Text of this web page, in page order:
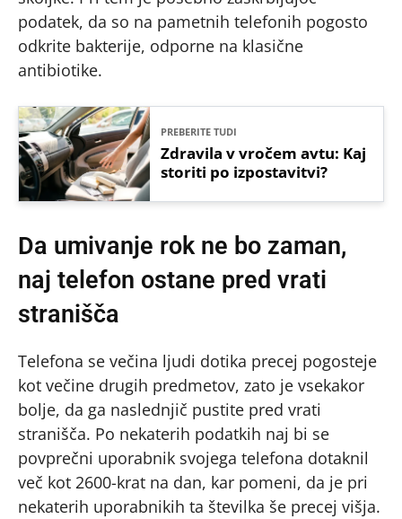
podatek, da so na pametnih telefonih pogosto
odkrite bakterije, odporne na klasične
antibiotike.
PREBERITE TUDI
Zdravila v vročem avtu: Kaj
storiti po izpostavitvi?
Da umivanje rok ne bo zaman,
naj telefon ostane pred vrati
stranišča
Telefona se večina ljudi dotika precej pogosteje
kot večine drugih predmetov, zato je vsekakor
bolje, da ga naslednjič pustite pred vrati
stranišča. Po nekaterih podatkih naj bi se
povprečni uporabnik svojega telefona dotaknil
več kot 2600-krat na dan, kar pomeni, da je pri
nekaterih uporabnikih ta številka še precej višja.